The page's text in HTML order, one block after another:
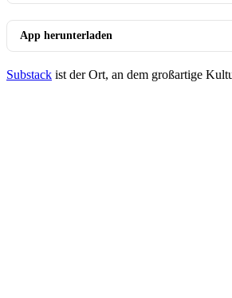
App herunterladen
Substack ist der Ort, an dem großartige